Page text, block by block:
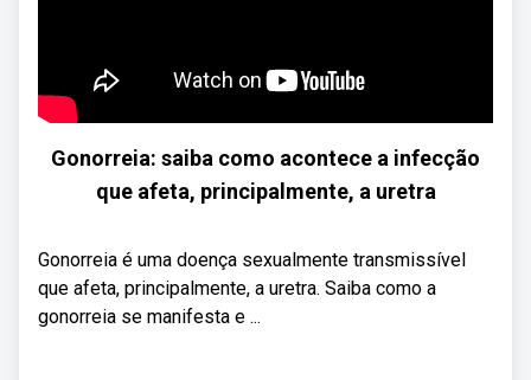
Gonorreia: saiba como acontece a infecção
que afeta, principalmente, a uretra
Gonorreia é uma doença sexualmente transmissível
que afeta, principalmente, a uretra. Saiba como a
gonorreia se manifesta e ...